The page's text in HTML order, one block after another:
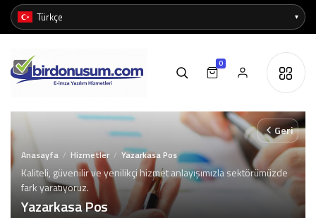
0
Yazarkasa Pos
Kaliteli, güvenilir ve yenilikçi hizmet anlayışımızla sektörümüzde
fark yaratıyoruz.
Anasayfa / Hizmetler / Yazarkasa Pos
Geri